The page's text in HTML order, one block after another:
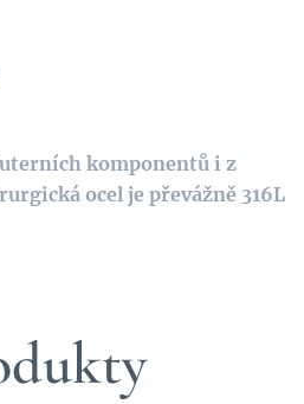
komponentů i z
ocel je převážně 316L